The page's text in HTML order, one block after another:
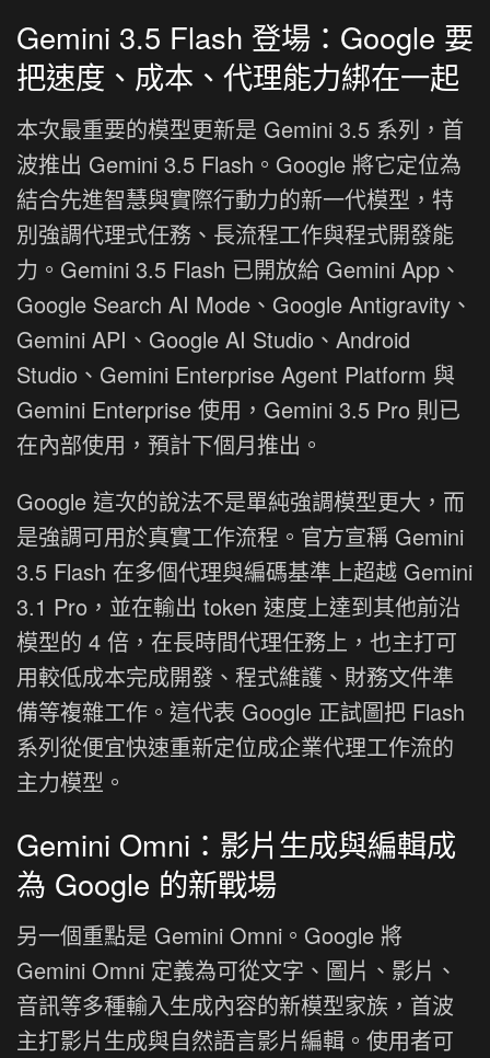
Gemini 3.5 Flash 登場：Google 要
把速度、成本、代理能力綁在一起
本次最重要的模型更新是 Gemini 3.5 系列，首
波推出 Gemini 3.5 Flash。Google 將它定位為
結合先進智慧與實際行動力的新一代模型，特
別強調代理式任務、長流程工作與程式開發能
力。Gemini 3.5 Flash 已開放給 Gemini App、
Google Search AI Mode、Google Antigravity、
Gemini API、Google AI Studio、Android
Studio、Gemini Enterprise Agent Platform 與
Gemini Enterprise 使用，Gemini 3.5 Pro 則已
在內部使用，預計下個月推出。
Google 這次的說法不是單純強調模型更大，而
是強調可用於真實工作流程。官方宣稱 Gemini
3.5 Flash 在多個代理與編碼基準上超越 Gemini
3.1 Pro，並在輸出 token 速度上達到其他前沿
模型的 4 倍，在長時間代理任務上，也主打可
用較低成本完成開發、程式維護、財務文件準
備等複雜工作。這代表 Google 正試圖把 Flash
系列從便宜快速重新定位成企業代理工作流的
主力模型。
Gemini Omni：影片生成與編輯成
為 Google 的新戰場
另一個重點是 Gemini Omni。Google 將
Gemini Omni 定義為可從文字、圖片、影片、
音訊等多種輸入生成內容的新模型家族，首波
主打影片生成與自然語言影片編輯。使用者可